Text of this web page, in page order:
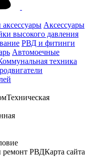
Аксессуары
высокого давления
РВД и фитинги
Автомоечные
техника
Техническая
ремонт РВДКарта сайта